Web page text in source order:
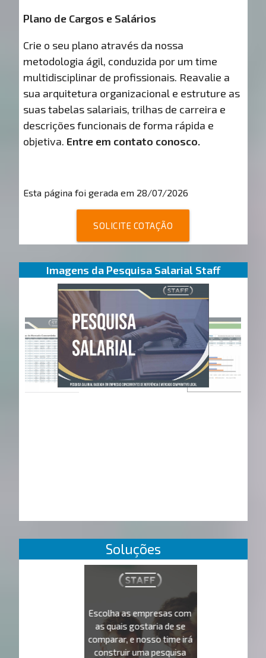
Plano de Cargos e Salários
Crie o seu plano através da nossa
metodologia ágil, conduzida por um time
multidisciplinar de profissionais. Reavalie a
sua arquitetura organizacional e estruture as
suas tabelas salariais, trilhas de carreira e
descrições funcionais de forma rápida e
objetiva. Entre em contato conosco.
Esta página foi gerada em 28/07/2026
SOLICITE COTAÇÃO
Imagens da Pesquisa Salarial Staff
Soluções
Escolha as empresas com
as quais gostaria de se
comparar, e nosso time irá
construir uma pesquisa